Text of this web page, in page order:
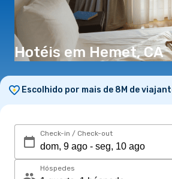
Hotéis em Hemet, CA
Escolhido por mais de 8M de
Check-in / Check-out
Hóspedes